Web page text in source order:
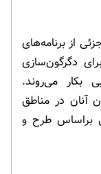
از برنامه‌های
دگرگون‌سازی
بکار می‌روند.
آنان در مناطق
براساس طرح و